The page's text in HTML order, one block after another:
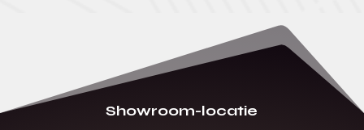
Showroom-locatie